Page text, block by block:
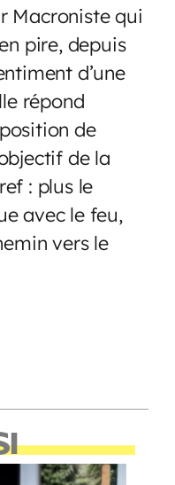
Macroniste qui
pire, depuis
d’une
répond
de
de la
: plus le
avec le feu,
vers le